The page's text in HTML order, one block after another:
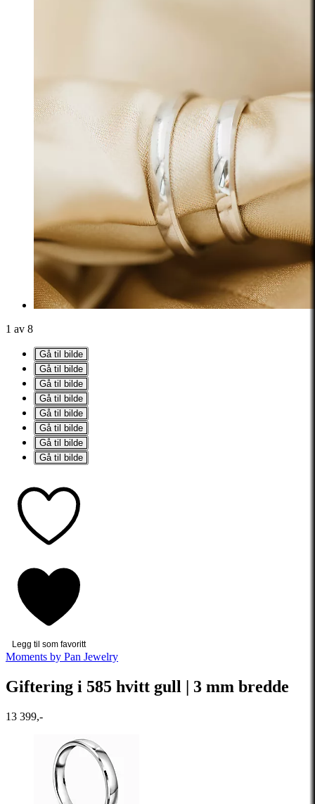
1 av 8
Gå til bilde
Gå til bilde
Gå til bilde
Gå til bilde
Gå til bilde
Gå til bilde
Gå til bilde
Gå til bilde
Legg til som favoritt
Moments by Pan Jewelry
Giftering i 585 hvitt gull | 3 mm bredde
13 399,-